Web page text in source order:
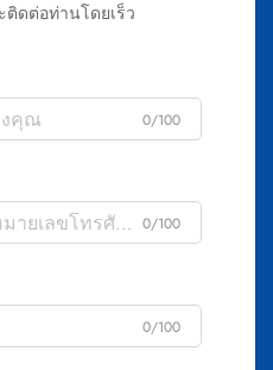
ติดต่อท่านโดยเร็ว
0/100
0/100
0/100